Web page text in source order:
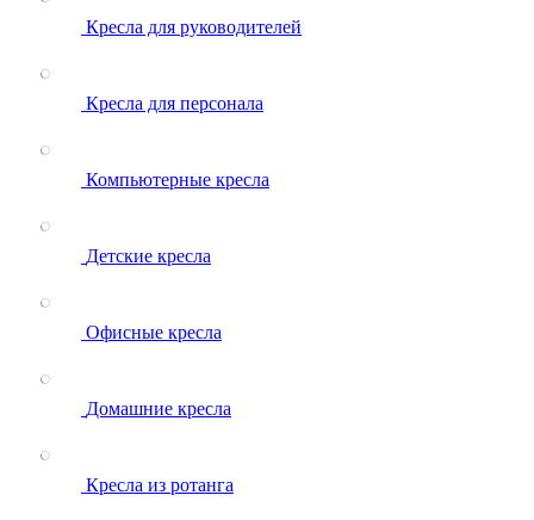
Кресла для руководителей
Кресла для персонала
Компьютерные кресла
Детские кресла
Офисные кресла
Домашние кресла
Кресла из ротанга